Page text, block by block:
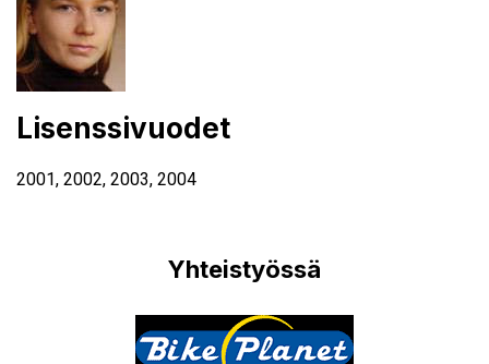
Lisenssivuodet
2001, 2002, 2003, 2004
Yhteistyössä